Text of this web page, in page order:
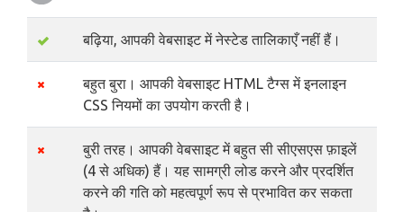
बढ़िया, आपकी वेबसाइट में नेस्टेड तालिकाएँ नहीं हैं।
बहुत बुरा। आपकी वेबसाइट HTML टैग्स में इनलाइन
CSS नियमों का उपयोग करती है।
बुरी तरह। आपकी वेबसाइट में बहुत सी सीएसएस फ़ाइलें
(4 से अधिक) हैं। यह सामग्री लोड करने और प्रदर्शित
करने की गति को महत्वपूर्ण रूप से प्रभावित कर सकता